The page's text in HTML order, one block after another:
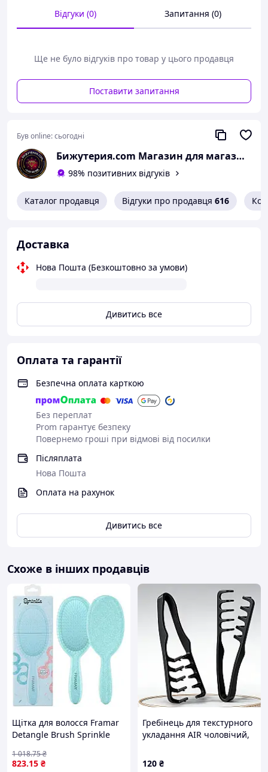
Відгуки (0) Запитання (0)
Ще не було відгуків про товар у цього продавця
Поставити запитання
Був online:сьогодні
Бижутерия.com Магазин для магазинов
98% позитивних відгуків
Каталог продавця Відгуки про продавця 616
Доставка
Нова Пошта (Безкоштовно за умови)
Дивитись все
Оплата та гарантії
Безпечна оплата карткою
Без переплат
Prom гарантує безпеку
Повернемо гроші при відмові від посилки
Післяплата
Нова Пошта
Оплата на рахунок
Дивитись все
Схоже в інших продавців
Щітка для волосся Framar
Detangle Brush Sprinkle
карамельна кремова
823.15 ₴
1 018.75₴
Гребінець для текстурного
укладання AIR чоловічий,
об'єму та масажу шкіри
120 ₴